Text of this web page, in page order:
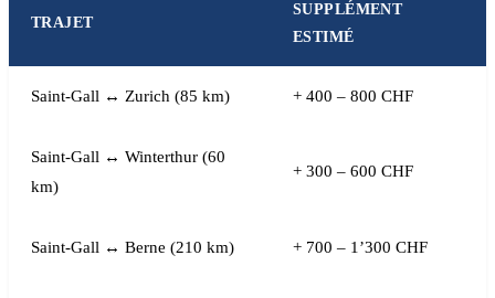
TRAJET
SUPPLÉMENT
ESTIMÉ
Saint-Gall ↔ Zurich (85 km) + 400 – 800 CHF
Saint-Gall ↔ Winterthur (60
km)
+ 300 – 600 CHF
Saint-Gall ↔ Berne (210 km) + 700 – 1’300 CHF